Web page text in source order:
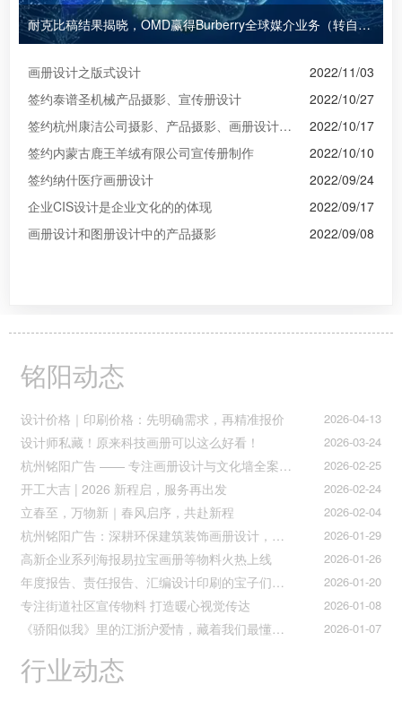
耐克比稿结果揭晓，OMD赢得Burberry全球媒介业务（转自广告狂人日报）
2022/11/03
画册设计之版式设计
2022/10/27
签约泰谱圣机械产品摄影、宣传册设计
2022/10/17
签约杭州康洁公司摄影、产品摄影、画册设计制作
2022/10/10
签约内蒙古鹿王羊绒有限公司宣传册制作
2022/09/24
签约纳什医疗画册设计
2022/09/17
企业CIS设计是企业文化的的体现
2022/09/08
画册设计和图册设计中的产品摄影
铭阳动态
2026-04-13
设计价格｜印刷价格：先明确需求，再精准报价
2026-03-24
设计师私藏！原来科技画册可以这么好看！
2026-02-25
杭州铭阳广告 —— 专注画册设计与文化墙全案落地
2026-02-24
开工大吉 | 2026 新程启，服务再出发
2026-02-04
立春至，万物新｜春风启序，共赴新程
2026-01-29
杭州铭阳广告：深耕环保建筑装饰画册设计，赋能空间美学与可持续发展
2026-01-26
高新企业系列海报易拉宝画册等物料火热上线
2026-01-20
年度报告、责任报告、汇编设计印刷的宝子们集合！
2026-01-08
专注街道社区宣传物料 打造暖心视觉传达
2026-01-07
《骄阳似我》里的江浙沪爱情，藏着我们最懂的温柔与默契
行业动态